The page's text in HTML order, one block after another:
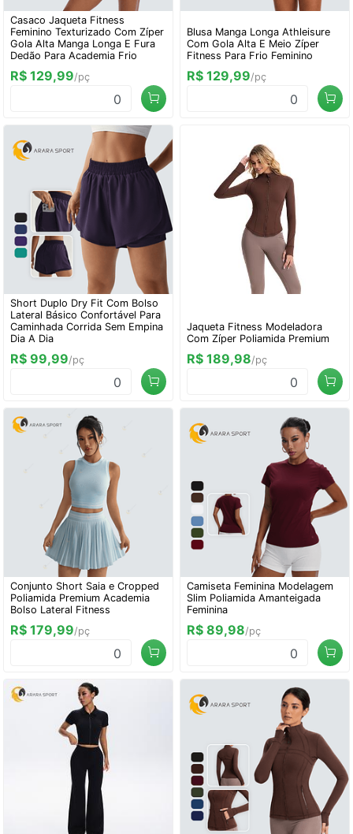
Casaco Jaqueta Fitness
Feminino Texturizado Com Zíper
Gola Alta Manga Longa E Fura
Dedão Para Academia Frio
R$ 129,99/pç
0
Blusa Manga Longa Athleisure
Com Gola Alta E Meio Zíper
Fitness Para Frio Feminino
R$ 129,99/pç
0
Short Duplo Dry Fit Com Bolso
Lateral Básico Confortável Para
Caminhada Corrida Sem Empina
Dia A Dia
R$ 99,99/pç
0
Jaqueta Fitness Modeladora
Com Zíper Poliamida Premium
R$ 189,98/pç
0
Conjunto Short Saia e Cropped
Poliamida Premium Academia
Bolso Lateral Fitness
R$ 179,99/pç
0
Camiseta Feminina Modelagem
Slim Poliamida Amanteigada
Feminina
R$ 89,98/pç
0